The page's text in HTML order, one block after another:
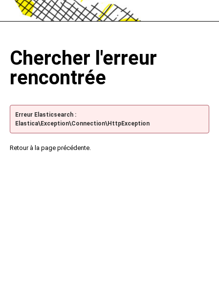
Chercher l'erreur
rencontrée
Erreur Elasticsearch :
Elastica\Exception\Connection\HttpException
Retour à la page précédente.